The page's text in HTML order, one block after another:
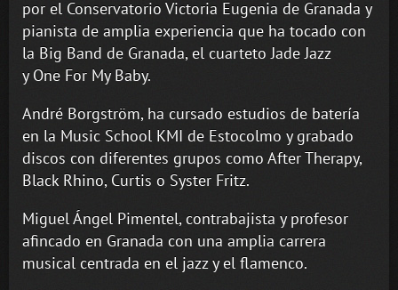
por el Conservatorio Victoria Eugenia de Granada y
pianista de amplia experiencia que ha tocado con
la Big Band de Granada, el cuarteto Jade Jazz
y One For My Baby.
André Borgström, ha cursado estudios de batería
en la Music School KMI de Estocolmo y grabado
discos con diferentes grupos como After Therapy,
Black Rhino, Curtis o Syster Fritz.
Miguel Ángel Pimentel, contrabajista y profesor
afincado en Granada con una amplia carrera
musical centrada en el jazz y el flamenco.